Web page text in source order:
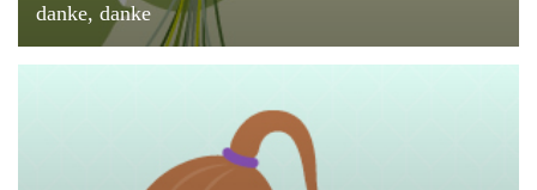
danke, danke